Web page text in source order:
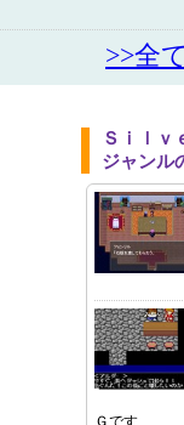
>>全
Ｓｉｌ
ジャンル
Ｇです